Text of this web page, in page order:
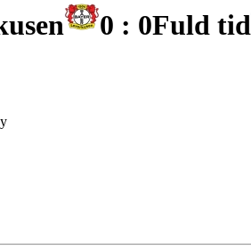
0 : 0Fuld tid